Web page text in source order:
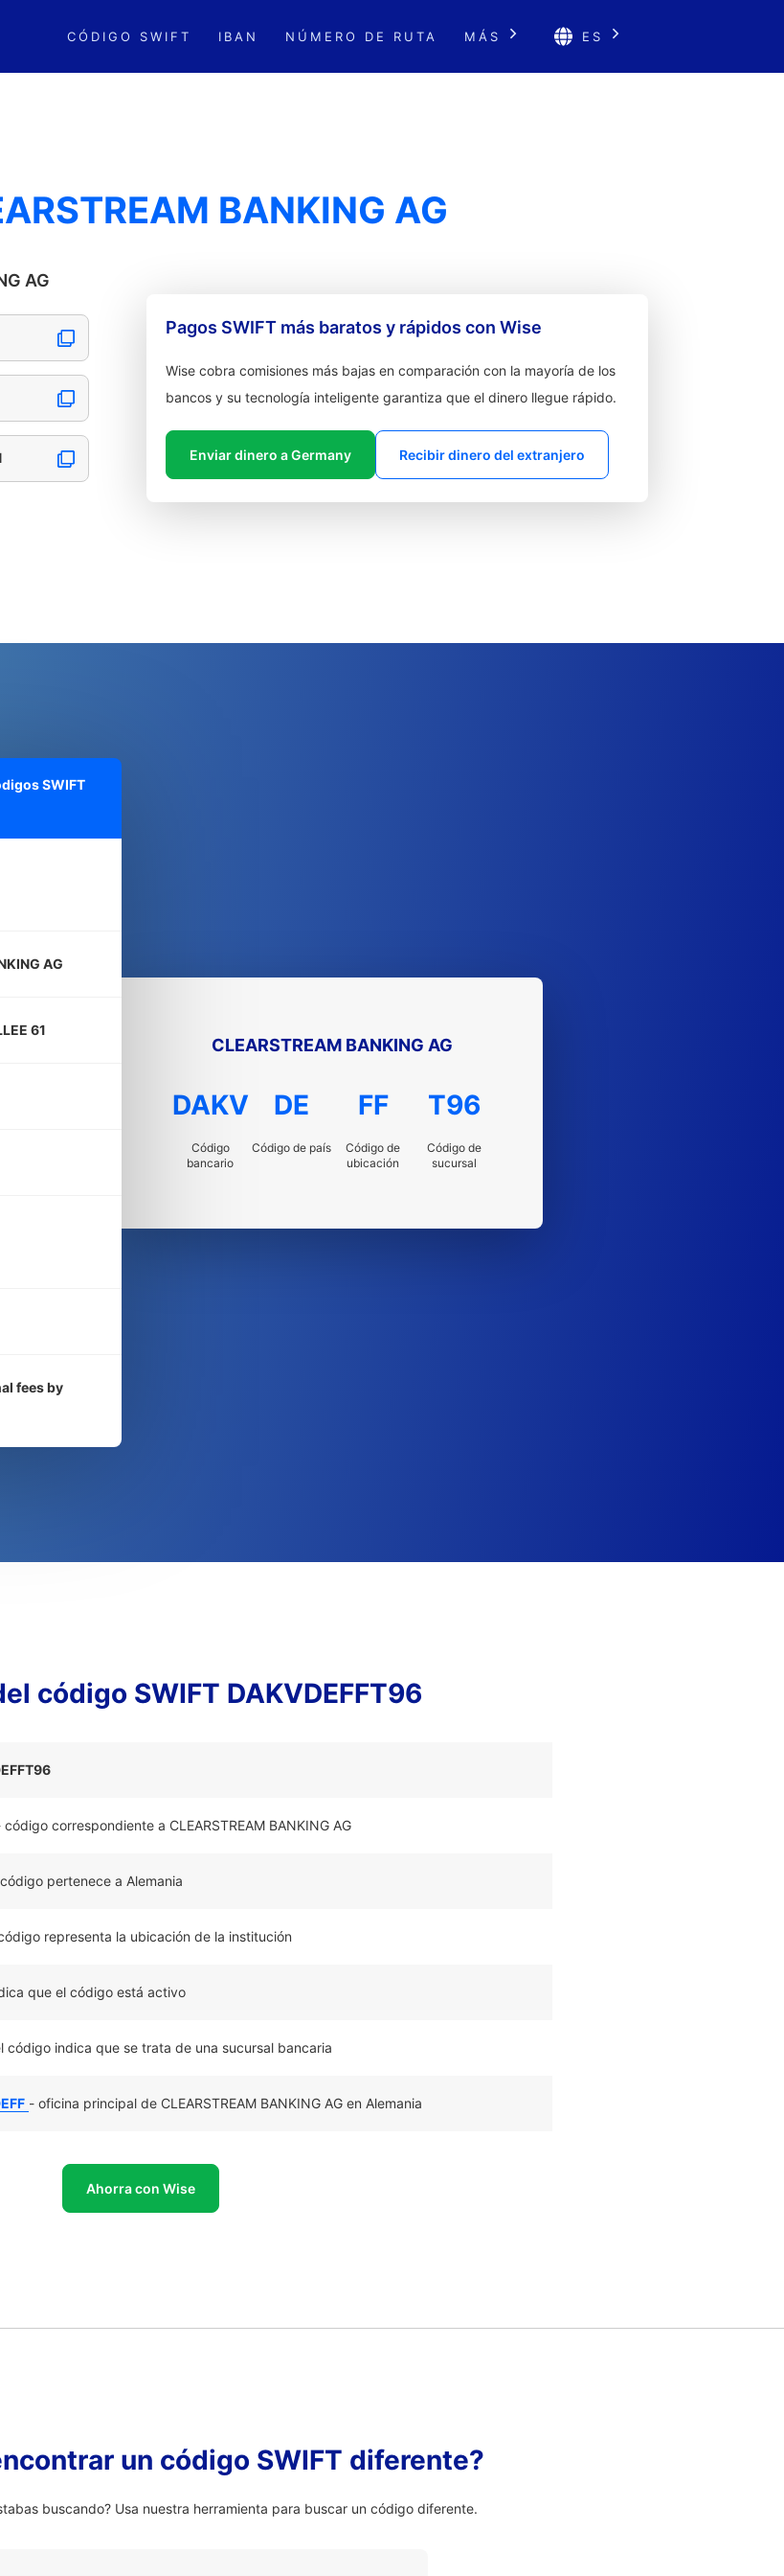
CÓDIGO SWIFT IBAN NÚMERO DE RUTA MÁS ES
BANKING AG
AG
Pagos SWIFT más baratos y rápidos con Wise
Wise cobra comisiones más bajas en comparación con la mayoría de los
bancos y su tecnología inteligente garantiza que el dinero llegue rápido.
Enviar dinero a Germany Recibir dinero del extranjero
SWIFT
AG
61
fees by
CLEARSTREAM BANKING AG
DAKV
Código
bancario
DE
Código de país
FF
Código de
ubicación
T96
Código de
sucursal
código SWIFT DAKVDEFFT96
código correspondiente a CLEARSTREAM BANKING AG
pertenece a Alemania
representa la ubicación de la institución
que el código está activo
código indica que se trata de una sucursal bancaria
- oficina principal de CLEARSTREAM BANKING AG en Alemania
Ahorra con Wise
un código SWIFT diferente?
buscando? Usa nuestra herramienta para buscar un código diferente.